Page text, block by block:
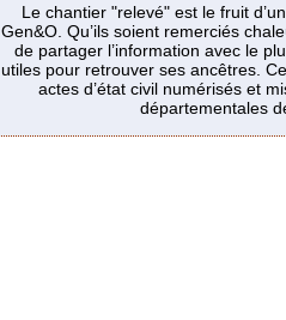
Le chantier "relevé" est le fruit
Gen&O. Qu’ils soient remerciés
de partager l’information avec le
utiles pour retrouver ses ancêtres.
actes d’état civil numérisés et
départementales